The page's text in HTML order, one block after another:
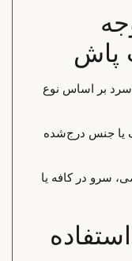
بر اساس نوع
جنس درج‌شده
در کافه یا